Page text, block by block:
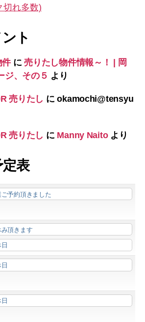
切れ多数)
ト
件に売りたし物件情報～！ | 岡
ジ、その５ より
売りたし にokamochi@tensyu
売りたし に Manny Naitoより
表
予約頂きました
頂きます